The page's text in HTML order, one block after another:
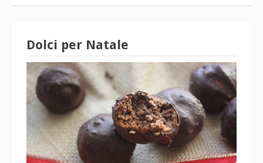
Dolci per Natale